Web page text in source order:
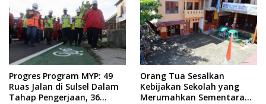
Progres Program MYP: 49
Ruas Jalan di Sulsel Dalam
Tahap Pengerjaan, 36
Orang Tua Sesalkan
Kebijakan Sekolah yang
Merumahkan Sementara